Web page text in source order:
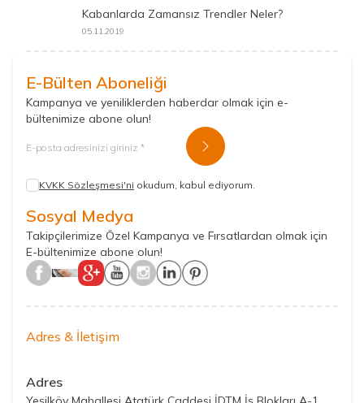
Kabanlarda Zamansız Trendler Neler?
05.11.2019
E-Bülten Aboneliği
Kampanya ve yeniliklerden haberdar olmak için e-
bültenimize abone olun!
Kayıt Ol
KVKK Sözleşmesi'ni okudum, kabul ediyorum.
Sosyal Medya
Takipçilerimize Özel Kampanya ve Fırsatlardan olmak için
E-bültenimize abone olun!
Adres & İletişim
Adres